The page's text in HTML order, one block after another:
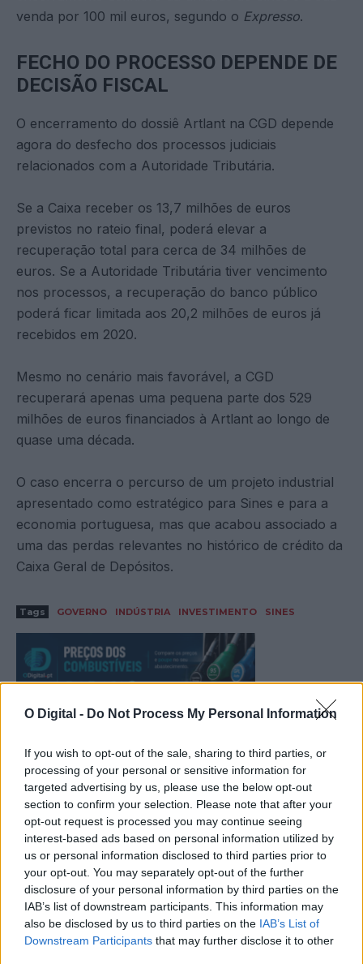
O Digital - Do Not Process My Personal Information
If you wish to opt-out of the sale, sharing to third parties, or
processing of your personal or sensitive information for
targeted advertising by us, please use the below opt-out
section to confirm your selection. Please note that after your
opt-out request is processed you may continue seeing
interest-based ads based on personal information utilized by
us or personal information disclosed to third parties prior to
your opt-out. You may separately opt-out of the further
disclosure of your personal information by third parties on the
IAB’s list of downstream participants. This information may
also be disclosed by us to third parties on the IAB’s List of
Downstream Participants that may further disclose it to other
venda por 100 mil euros, segundo o Expresso.
FECHO DO PROCESSO DEPENDE DE
DECISÃO FISCAL
O encerramento do dossiê Artlant na CGD depende
agora do desfecho dos processos judiciais
relacionados com a Autoridade Tributária.
Se a Caixa receber os 13,7 milhões de euros
previstos no rateio final, poderá elevar a
recuperação total para cerca de 34 milhões de
euros. Se a Autoridade Tributária tiver vencimento
nos processos, a recuperação do banco público
poderá ficar limitada aos 20,2 milhões de euros já
recebidos em 2020.
Mesmo no cenário mais favorável, a CGD
recuperará apenas uma pequena parte dos 529
milhões de euros financiados à Artlant ao longo de
quase uma década.
O caso encerra o percurso de um projeto industrial
apresentado como estratégico para Sines e para a
economia portuguesa, mas que acabou associado a
uma das perdas relevantes no histórico de crédito da
Caixa Geral de Depósitos.
Tags GOVERNO INDÚSTRIA INVESTIMENTO SINES